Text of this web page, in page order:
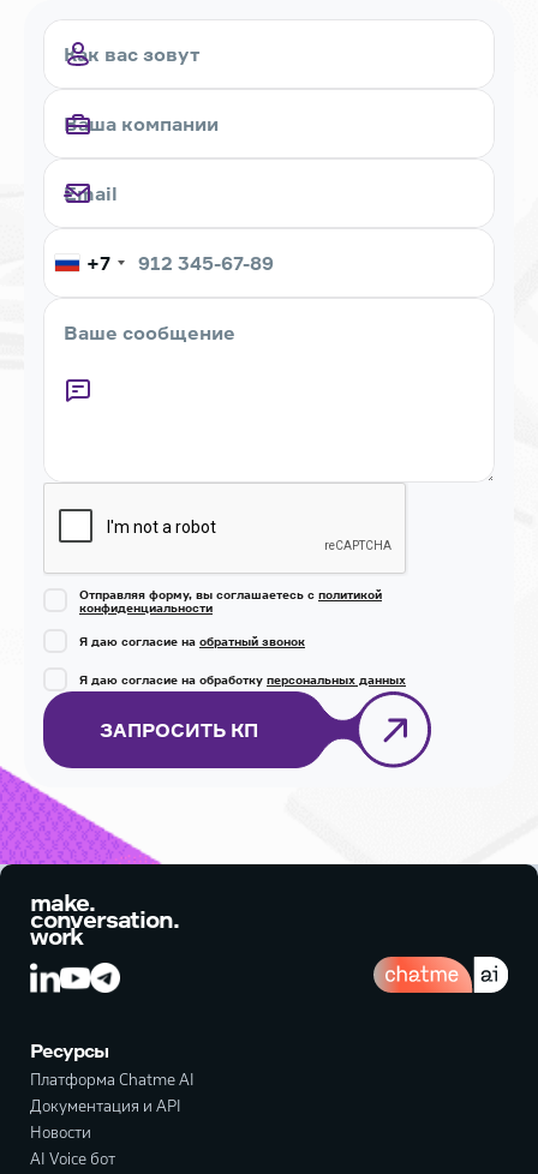
+7
Отправляя форму, вы соглашаетесь с политикой
конфиденциальности
Я даю согласие на обратный звонок
Я даю согласие на обработку персональных данных
ЗАПРОСИТЬ КП
make.
conversation.
work
Ресурсы
Платформа Chatme AI
Документация и API
Новости
AI Voice бот